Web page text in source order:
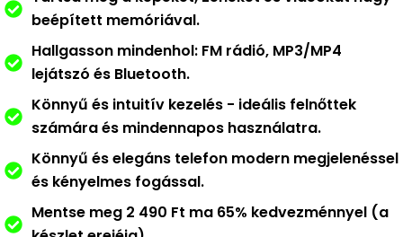
beépített memóriával.
Hallgasson mindenhol: FM rádió, MP3/MP4
lejátszó és Bluetooth.
Könnyű és intuitív kezelés - ideális felnőttek
számára és mindennapos használatra.
Könnyű és elegáns telefon modern megjelenéssel
és kényelmes fogással.
Mentse meg 2 490 Ft ma 65% kedvezménnyel (a